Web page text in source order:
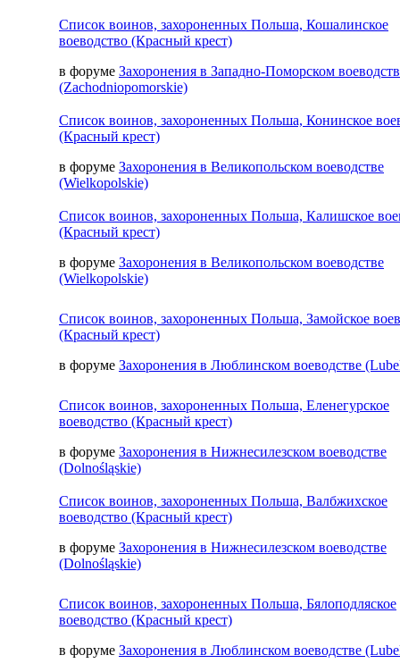
Список воинов, захороненных Польша, Кошалинское
воеводство (Красный крест)
в форуме Захоронения в Западно-Поморском
(Zachodniopomorskie)
Список воинов, захороненных Польша, Конинское
(Красный крест)
в форуме Захоронения в Великопольском воеводстве
(Wielkopolskie)
Список воинов, захороненных Польша, Калишское
(Красный крест)
в форуме Захоронения в Великопольском воеводстве
(Wielkopolskie)
Список воинов, захороненных Польша, Замойское
(Красный крест)
в форуме Захоронения в Люблинском воеводстве
Список воинов, захороненных Польша, Еленегурское
воеводство (Красный крест)
в форуме Захоронения в Нижнесилезском воеводстве
(Dolnośląskie)
Список воинов, захороненных Польша, Валбжихское
воеводство (Красный крест)
в форуме Захоронения в Нижнесилезском воеводстве
(Dolnośląskie)
Список воинов, захороненных Польша, Бялоподляское
воеводство (Красный крест)
в форуме Захоронения в Люблинском воеводстве